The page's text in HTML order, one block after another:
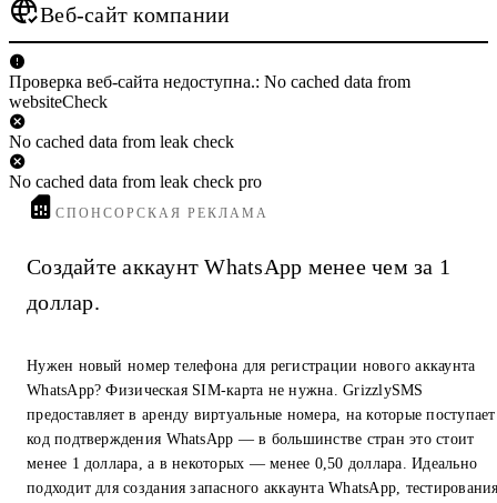
Веб-сайт компании
Проверка веб-сайта недоступна.: No cached data from
websiteCheck
No cached data from leak check
No cached data from leak check pro
СПОНСОРСКАЯ РЕКЛАМА
Создайте аккаунт WhatsApp менее чем за 1
доллар.
Нужен новый номер телефона для регистрации нового аккаунта
WhatsApp? Физическая SIM-карта не нужна. GrizzlySMS
предоставляет в аренду виртуальные номера, на которые поступает
код подтверждения WhatsApp — в большинстве стран это стоит
менее 1 доллара, а в некоторых — менее 0,50 доллара. Идеально
подходит для создания запасного аккаунта WhatsApp,